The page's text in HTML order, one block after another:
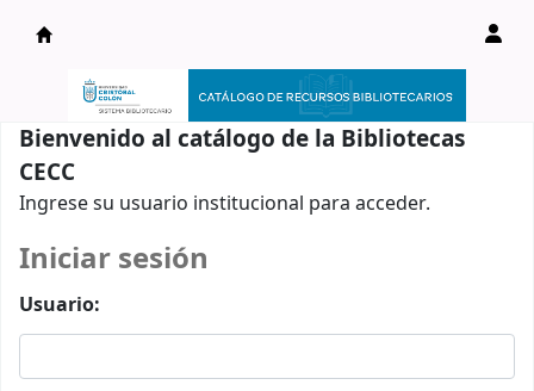
Catálogo en línea
Bienvenido al catálogo de la Bibliotecas
CECC
Ingrese su usuario institucional para acceder.
Iniciar sesión
Usuario: